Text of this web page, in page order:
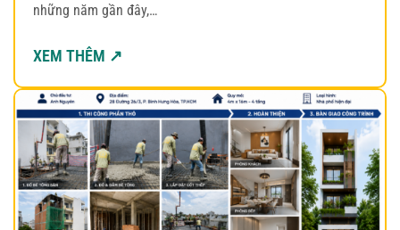
những năm gần đây,…
XEM THÊM ↗